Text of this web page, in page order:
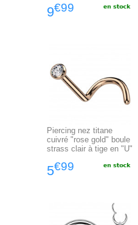
9€99
Piercing nez titane
cuivré "rose gold" boule
strass clair à tige en "U"
5€99